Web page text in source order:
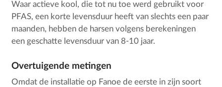
Waar actieve kool, die tot nu toe werd gebruikt voor
PFAS, een korte levensduur heeft van slechts een paar
maanden, hebben de harsen volgens berekeningen
een geschatte levensduur van 8-10 jaar.
Overtuigende metingen
Omdat de installatie op Fanoe de eerste in zijn soort